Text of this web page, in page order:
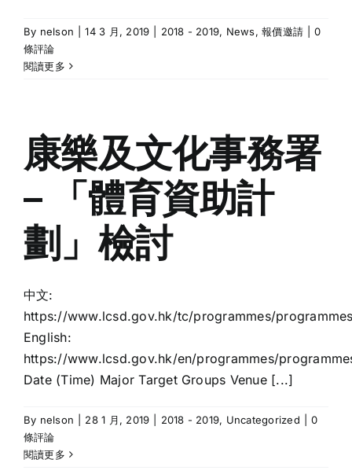
By nelson 14 3 月, 2019 2018 - 2019, News,報價邀請
0
條評論
閱讀更多
康樂及文化事務署
– 「體育資助計
劃」檢討
中文:
https://www.lcsd.gov.hk/tc/programmes/
English:
https://www.lcsd.gov.hk/en/programmes/
Date (Time) Major Target Groups Venue [...]
By nelson 28 1 月, 2019 2018 - 2019, Uncategorized
0
條評論
閱讀更多